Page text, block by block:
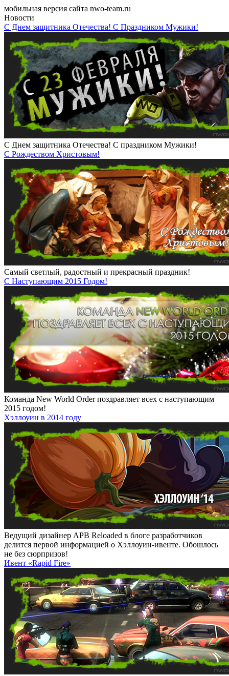
мобильная версия сайта nwo-team.ru
Новости
С Днем защитника Отечества! С Праздником Мужики!
С Днем защитника Отечества! С праздником Мужики!
С Рождеством Христовым!
Самый светлый, радостный и прекрасный праздник!
С Наступающим 2015 Годом!
Команда New World Order поздравляет всех с наступающим
2015 годом!
Хэллоуин в 2014 году
Ведущий дизайнер APB Reloaded в блоге разработчиков
делится первой информацией о Хэллоуин-ивенте. Обошлось
не без сюрпризов!
Ивент «Rapid Fire»